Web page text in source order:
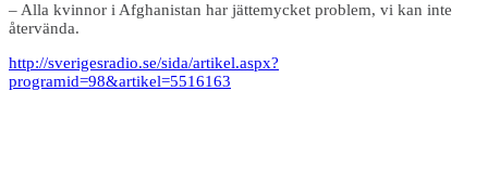
– Alla kvinnor i Afghanistan har jättemycket problem, vi kan inte
återvända.
http://sverigesradio.se/sida/artikel.aspx?
programid=98&artikel=5516163